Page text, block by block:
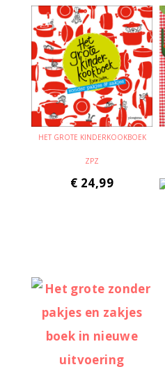
HET GROTE KINDERKOOKBOEK
ZPZ
€ 24,99